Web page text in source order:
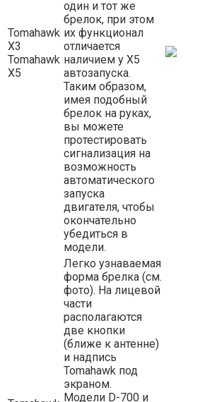
Tomahawk
X3
Tomahawk
X5
один и тот же
брелок, при этом
их функционал
отличается
наличием у X5
автозапуска.
Таким образом,
имея подобный
брелок на руках,
вы можете
протестировать
сигнализация на
возможность
автоматического
запуска
двигателя, чтобы
окончательно
убедиться в
модели.
Легко узнаваемая
форма брелка (см.
фото). На лицевой
части
располагаются
две кнопки
(ближе к антенне)
и надпись
Tomahawk под
экраном.
Модели D-700 и